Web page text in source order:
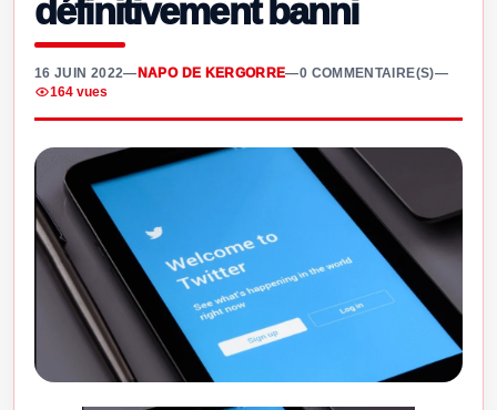
définitivement banni
16 JUIN 2022— NAPO DE KERGORRE—0 COMMENTAIRE(S)—
164 vues